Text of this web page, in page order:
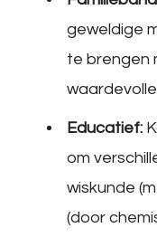
geweldige
te brengen
Educatief:
om
wiskunde
(door